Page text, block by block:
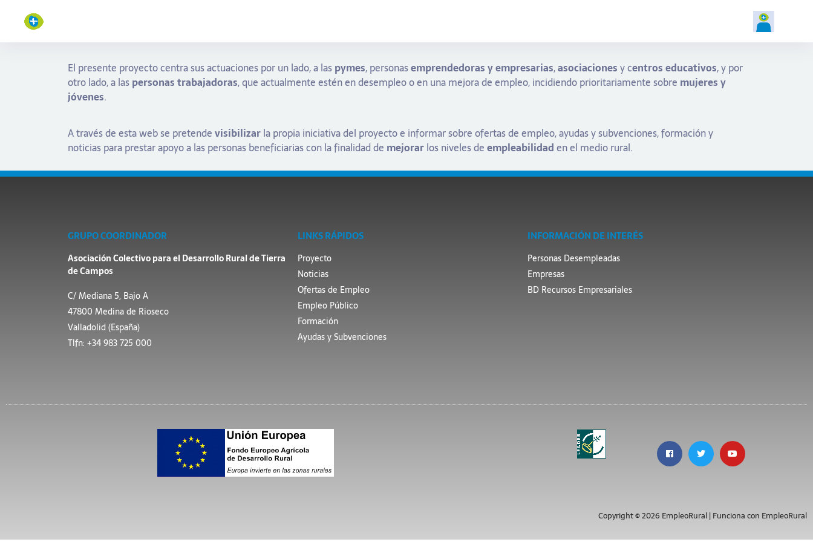
El presente proyecto centra sus actuaciones por un lado, a laspymes, personasemprendedoras y empresarias,asociacionesy centros educativos, y por
otro lado, a laspersonas trabajadoras, que actualmente estén en desempleo o en una mejora de empleo, incidiendo prioritariamente sobre mujeres y
jóvenes.
A través de esta web se pretendevisibilizarla propia iniciativa del proyecto e informar sobre ofertas de empleo, ayudas y subvenciones, formación y
noticias para prestar apoyo a las personas beneficiarias con la finalidad de mejorarlos niveles deempleabilidaden el medio rural.
GRUPO COORDINADOR
Asociación Colectivo para el Desarrollo Rural de Tierra
de Campos
C/ Mediana 5, Bajo A
47800 Medina de Rioseco
Valladolid (España)
Tlfn: +34 983 725 000
LINKS RÁPIDOS
Proyecto
Noticias
Ofertas de Empleo
Empleo Público
Formación
Ayudas y Subvenciones
INFORMACIÓN DE INTERÉS
Personas Desempleadas
Empresas
BD Recursos Empresariales
Copyright © 2026 EmpleoRural | Funciona con EmpleoRural